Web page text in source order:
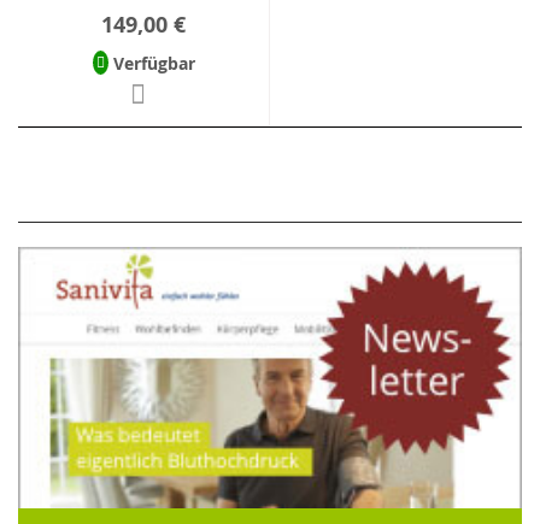
149,00 €
Verfügbar